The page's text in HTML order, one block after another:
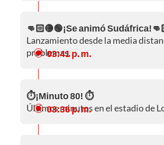
👊🏻🟡🟢¡Se animó
Lanzamiento desde la media
problemas.
03:41 p. m.
⏱️¡Minuto 80! ⏱️
Últimos minutos en el estadio de
03:36 p. m.